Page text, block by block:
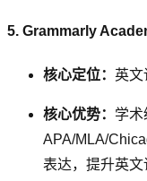
5. Grammarly
核心定位： 英文
核心优势： 学术
APA/MLA/
表达，提升英